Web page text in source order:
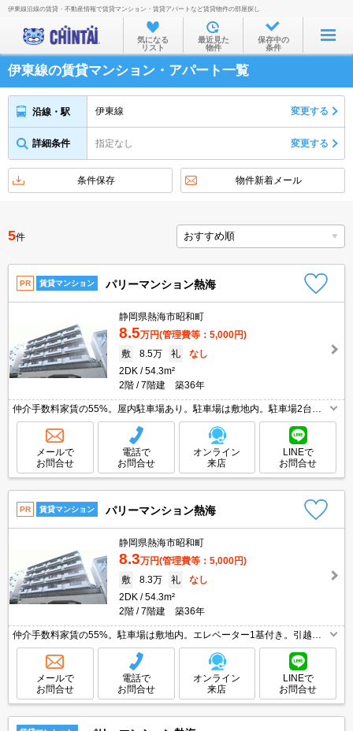
お部屋を探す
沿線・駅から
住所から
物件特集から
不動産会社から
TOP
伊東線沿線の賃貸・不動産情報で賃貸マンション・賃貸アパートなど賃貸物件の部屋探し
気になる
リスト
最近見た
物件
保存中の
条件
伊東線の賃貸マンション・アパート一覧
沿線・駅 伊東線 変更する
詳細条件 指定なし 変更する
条件保存 物件新着メール
5件
PR 賃貸マンション パリーマンション熱海
静岡県熱海市昭和町
8.5万円(管理費等：5,000円)
敷
8.5万 礼
なし
2DK
54.3m²
2階
7階建 築36年
仲介手数料家賃の55%。屋内駐車場あり。駐車場は敷地内。駐車場2台可
(1台目と同額)。2階角部屋。エレベーター1基付き。初期費用・家賃カード
払い可。引越指定業者あり。エアコン2基付き。
メールで
お問合せ
電話で
お問合せ
オンライン
来店
LINEで
お問合せ
PR 賃貸マンション パリーマンション熱海
静岡県熱海市昭和町
8.3万円(管理費等：5,000円)
敷
8.3万 礼
なし
2DK
54.3m²
2階
7階建 築36年
仲介手数料家賃の55%。駐車場は敷地内。エレベーター1基付き。引越指
定業者あり。2階角部屋。洗面化粧台付き。室内に洗濯機置場あり。エア
コン2基付き。駐車場は敷地内。
メールで
お問合せ
電話で
お問合せ
オンライン
来店
LINEで
お問合せ